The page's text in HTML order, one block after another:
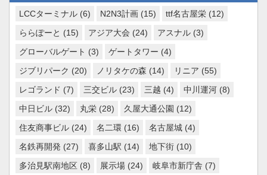
LCCターミナル (6) N2N3計画 (15) ttf名古屋栄 (12)
ららぽーと (15) アジア大会 (24) アスナル (3)
グローバルゲート (3) ゲートタワー (4)
ジブリパーク (20) ノリタケの森 (14) リニア (55)
レゴランド (7) 三交ビル (23) 三越 (4) 中川運河 (8)
中日ビル (32) 丸栄 (28) 久屋大通公園 (12)
住友商事ビル (24) 名二環 (16) 名古屋城 (4)
名鉄再開発 (27) 喜多山駅 (14) 地下街 (10)
多治見駅南地区 (8) 展示場 (24) 岐阜市新庁舎 (7)